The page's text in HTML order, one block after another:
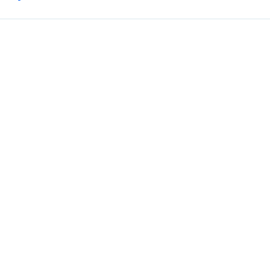
适度。它采用了现代化的外观设计和先